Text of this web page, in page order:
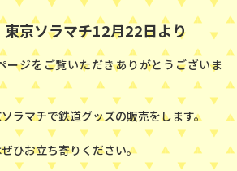
京ソラマチ12月22日より
ージをご覧いただきありがとうございま
ラマチで鉄道グッズの販売をします。
ひお立ち寄りください。